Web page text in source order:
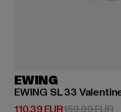
EWING
EWING SL 33
Derzeitiger Preis: 110,39